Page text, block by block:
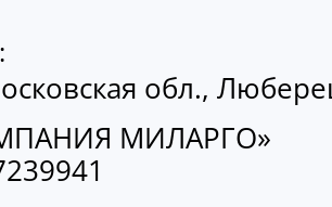
обл.,
МИЛАРГО»